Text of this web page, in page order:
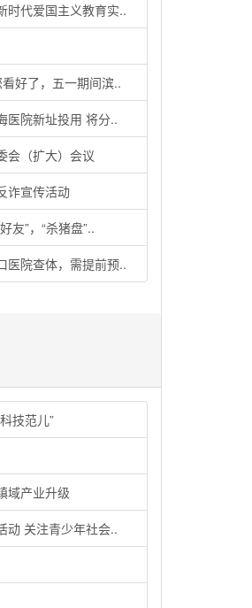
时代爱国主义教育实..
好了，五一期间滨..
医院新址投用 将分..
会（扩大）会议
诈宣传活动
友”，“杀猪盘”..
医院查体，需提前预..
技范儿”
域产业升级
动 关注青少年社会..